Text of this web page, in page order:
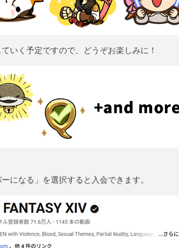
いく予定ですので、どうぞお楽しみに！
になる」を選択すると入会できます。